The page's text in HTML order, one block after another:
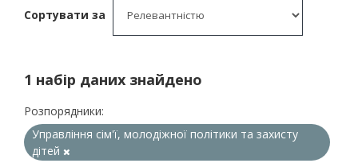
Сортувати за
1 набір даних знайдено
Розпорядники:
Управління сім'ї, молодіжної політики та захисту
дітей